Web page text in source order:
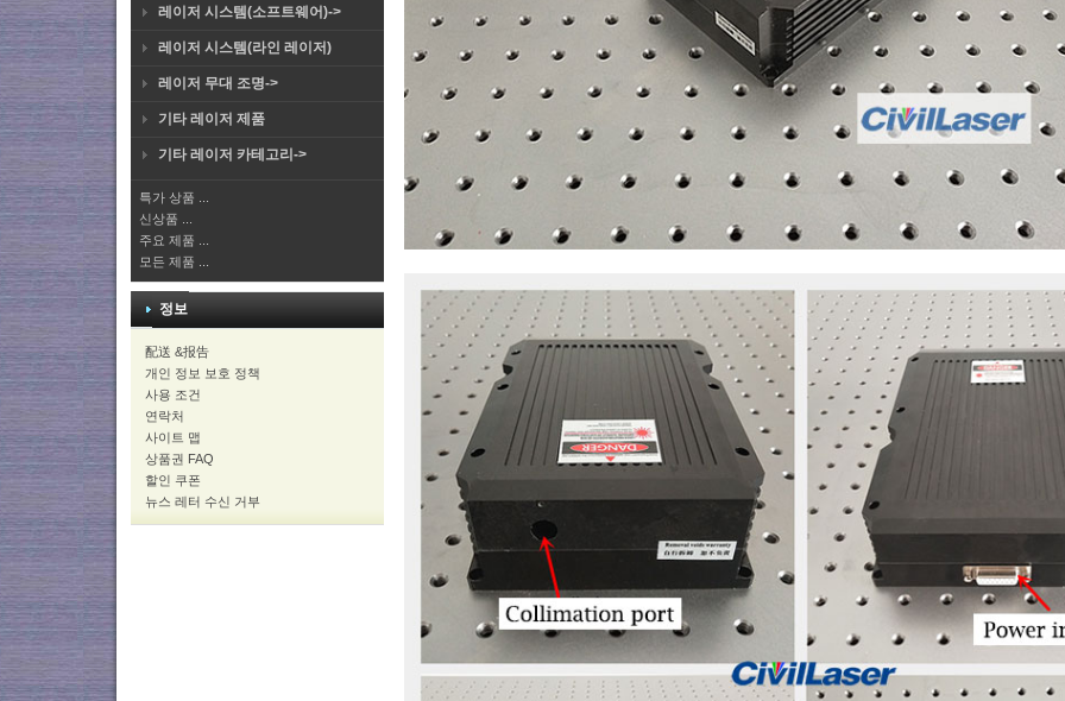
레이저 시스템(소프트웨어)->
레이저 시스템(라인 레이저)
레이저 무대 조명->
기타 레이저 제품
기타 레이저 카테고리->
특가 상품 ...
신상품 ...
주요 제품 ...
모든 제품 ...
정보
配送 &报告
개인 정보 보호 정책
사용 조건
연락처
사이트 맵
상품권 FAQ
할인 쿠폰
뉴스 레터 수신 거부